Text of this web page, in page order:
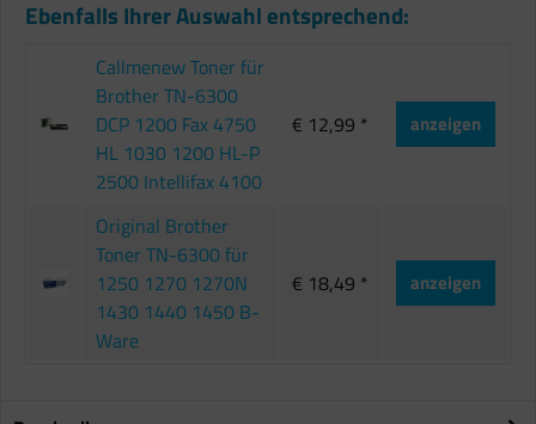
Ebenfalls Ihrer Auswahl entsprechend:
Callmenew Toner für
Brother TN-6300
DCP 1200 Fax 4750
HL 1030 1200 HL-P
2500 Intellifax 4100
€ 12,99 * anzeigen
Original Brother
Toner TN-6300 für
1250 1270 1270N
1430 1440 1450 B-
Ware
€ 18,49 * anzeigen